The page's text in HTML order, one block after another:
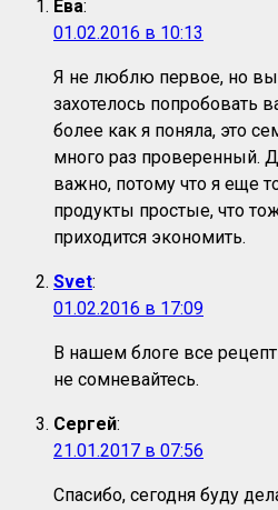
Ева:
01.02.2016 в 10:13
Я не люблю первое, но вы
захотелось попробовать
более как я поняла, это
много раз проверенный.
важно, потому что я еще
продукты простые, что
приходится экономить.
Svet:
01.02.2016 в 17:09
В нашем блоге все
не сомневайтесь.
Сергей:
21.01.2017 в 07:56
Спасибо, сегодня буду